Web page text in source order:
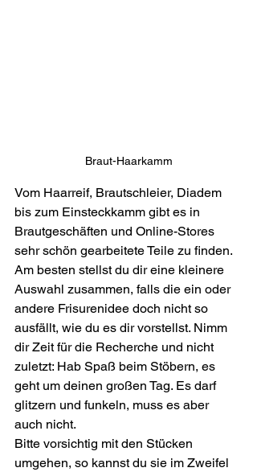
Braut-Haarkamm
Vom Haarreif, Brautschleier, Diadem
bis zum Einsteckkamm gibt es in
Brautgeschäften und Online-Stores
sehr schön gearbeitete Teile zu finden.
Am besten stellst du dir eine kleinere
Auswahl zusammen, falls die ein oder
andere Frisurenidee doch nicht so
ausfällt, wie du es dir vorstellst. Nimm
dir Zeit für die Recherche und nicht
zuletzt: Hab Spaß beim Stöbern, es
geht um deinen großen Tag. Es darf
glitzern und funkeln, muss es aber
auch nicht.
Bitte vorsichtig mit den Stücken
umgehen, so kannst du sie im Zweifel